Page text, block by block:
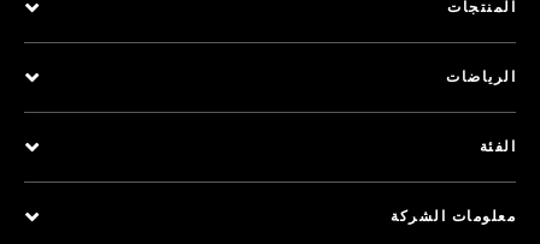
المنتجات
الرياضات
الفئة
معلومات الشركة